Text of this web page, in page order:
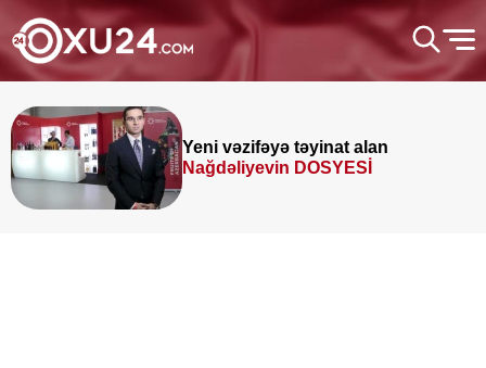
Yeni vəzifəyə təyinat alan
Nağdəliyevin DOSYESİ